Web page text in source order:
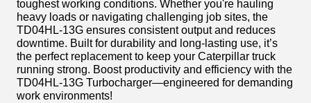
toughest working conditions. Whether you're hauling
heavy loads or navigating challenging job sites, the
TD04HL-13G ensures consistent output and reduces
downtime. Built for durability and long-lasting use, it’s
the perfect replacement to keep your Caterpillar truck
running strong. Boost productivity and efficiency with the
TD04HL-13G Turbocharger—engineered for demanding
work environments!